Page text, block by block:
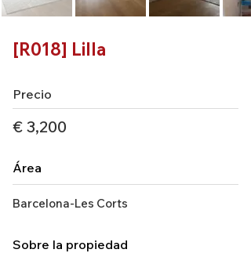
[R018] Lilla
Precio
€ 3,200
Área
Barcelona-Les Corts
Sobre la propiedad